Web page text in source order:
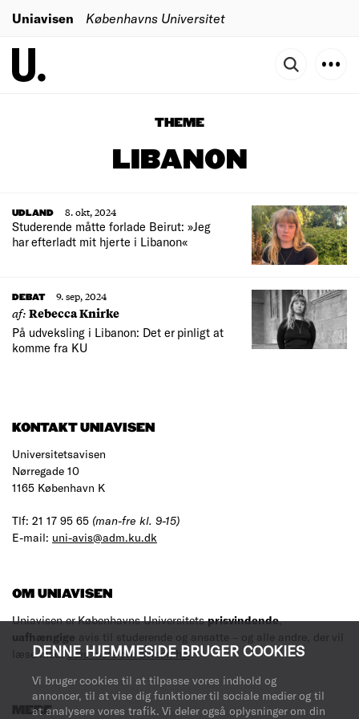
DENNE HJEMMESIDE BRUGER COOKIES
Vi bruger cookies til at tilpasse vores indhold og
annoncer, til at vise dig funktioner til sociale medier og til
at analysere vores trafik. Vi deler også oplysninger om din
Uniavisen Københavns Universitet
THEME
LIBANON
UDLAND
8. okt, 2024
Studerende måtte forlade Beirut: »Jeg
har efterladt mit hjerte i Libanon«
DEBAT 9. sep, 2024
af:Rebecca Knirke
På udveksling i Libanon: Det er pinligt at
komme fra KU
KONTAKT UNIAVISEN
Universitetsavisen
Nørregade 10
1165 København K
Tlf: 21 17 95 65 (man-fre kl. 9-15)
E-mail: uni-avis@adm.ku.dk
OM UNIAVISEN
Uniavisen er Københavns Universitetsprisvindende,
uafhængige avis til studerende og ansatte – og alle andre, der vil
læse med.Læs mere om avisen her.
MERE